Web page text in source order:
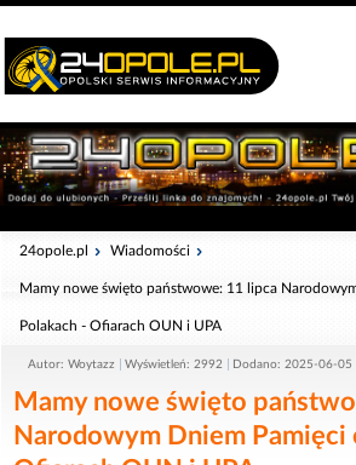
24opole.pl Wiadomości
Mamy nowe święto państwowe: 11 lipca
Polakach - Ofiarach OUN i UPA
Autor: Woytazz Wyświetleń: 2992 Dodano: 2025-06-
Mamy nowe święto
Narodowym Dniem Pamięci